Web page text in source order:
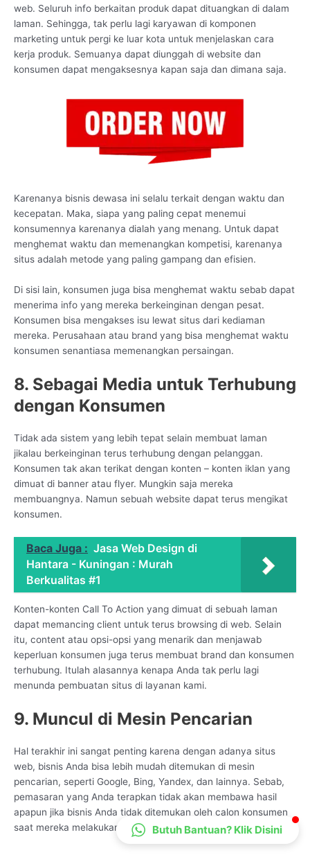
web. Seluruh info berkaitan produk dapat dituangkan di dalam
laman. Sehingga, tak perlu lagi karyawan di komponen
marketing untuk pergi ke luar kota untuk menjelaskan cara
kerja produk. Semuanya dapat diunggah di website dan
konsumen dapat mengaksesnya kapan saja dan dimana saja.
Karenanya bisnis dewasa ini selalu terkait dengan waktu dan
kecepatan. Maka, siapa yang paling cepat menemui
konsumennya karenanya dialah yang menang. Untuk dapat
menghemat waktu dan memenangkan kompetisi, karenanya
situs adalah metode yang paling gampang dan efisien.
Di sisi lain, konsumen juga bisa menghemat waktu sebab dapat
menerima info yang mereka berkeinginan dengan pesat.
Konsumen bisa mengakses isu lewat situs dari kediaman
mereka. Perusahaan atau brand yang bisa menghemat waktu
konsumen senantiasa memenangkan persaingan.
8. Sebagai Media untuk Terhubung
dengan Konsumen
Tidak ada sistem yang lebih tepat selain membuat laman
jikalau berkeinginan terus terhubung dengan pelanggan.
Konsumen tak akan terikat dengan konten – konten iklan yang
dimuat di banner atau flyer. Mungkin saja mereka
membuangnya. Namun sebuah website dapat terus mengikat
konsumen.
Baca Juga : Jasa Web Design di
Hantara - Kuningan : Murah
Berkualitas #1
Konten-konten Call To Action yang dimuat di sebuah laman
dapat memancing client untuk terus browsing di web. Selain
itu, content atau opsi-opsi yang menarik dan menjawab
keperluan konsumen juga terus membuat brand dan konsumen
terhubung. Itulah alasannya kenapa Anda tak perlu lagi
menunda pembuatan situs di layanan kami.
9. Muncul di Mesin Pencarian
Hal terakhir ini sangat penting karena dengan adanya situs
web, bisnis Anda bisa lebih mudah ditemukan di mesin
pencarian, seperti Google, Bing, Yandex, dan lainnya. Sebab,
pemasaran yang Anda terapkan tidak akan membawa hasil
apapun jika bisnis Anda tidak ditemukan oleh calon konsumen
saat mereka melakukan pencarian di mesin pencarian.
CS Lenteraweb
Butuh Bantuan? Klik Disini